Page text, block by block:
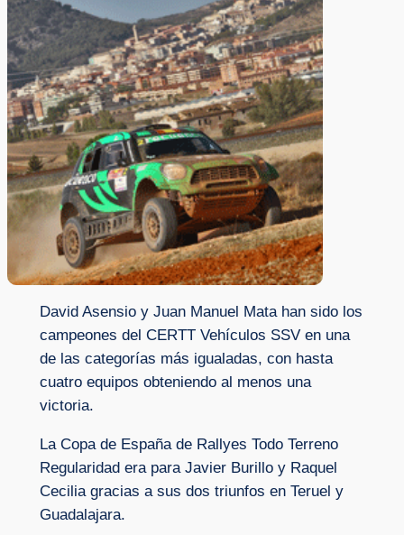
David Asensio y Juan Manuel Mata han sido los
campeones del CERTT Vehículos SSV en una
de las categorías más igualadas, con hasta
cuatro equipos obteniendo al menos una
victoria.
La Copa de España de Rallyes Todo Terreno
Regularidad era para Javier Burillo y Raquel
Cecilia gracias a sus dos triunfos en Teruel y
Guadalajara.